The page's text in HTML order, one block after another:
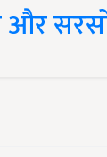
और